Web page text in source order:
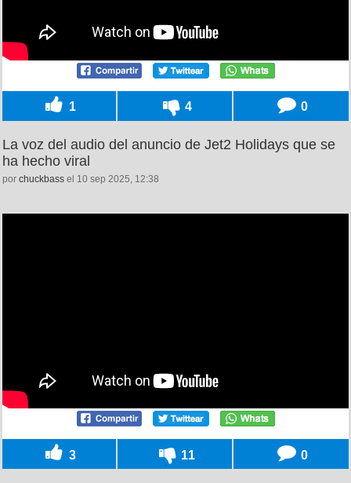
1 4 0
La voz del audio del anuncio de Jet2 Holidays que se
ha hecho viral
por chuckbass el 10 sep 2025, 12:38
3 11 0